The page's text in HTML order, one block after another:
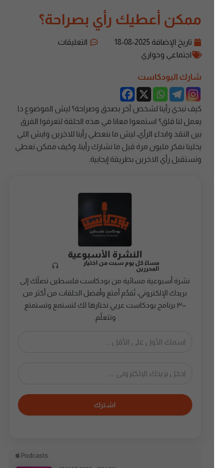
ممكن أعطيك رأي بصراحة؟
تاريخ الإضافة2025-08-18
التعليقات
اجتماعي وحواري
شارك البودكاست
كيف نبدي رأينا لشخص آخر بصدق وصراحة؟ ليش الموضوع دا
يعمل لنا قلق؟ استمعوا معانا في هذه الحلقة لتعرفوا الفرق
بين النقد وابداء الرأي، ليش ما بنعطي رأينا للاخرين وايش اللي
يخلينا نفكر مليون مرة قبل ما نشارك رأينا، وكيف ممكن نعطي
ونستقبل رأي الاخرين بطريقة إيجابية.
النشرة الأسبوعية
مساءً كل يوم سبت من اختيار
المحررين
نشرة أسبوعية مسائية من بودكاست فلسطين تصلُك إلى
بريدك الإلكتروني، تُقدِّم أمتع وأفضل الحلقات من أكثر من
٣٠٠ برنامج بودكاست عربي نختارها لك لتستمع وتستمتع
وتتعلّم.
اشترك